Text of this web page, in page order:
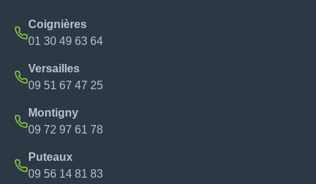
Coignières
01 30 49 63 64
Versailles
09 51 67 47 25
Montigny
09 72 97 61 78
Puteaux
09 56 14 81 83